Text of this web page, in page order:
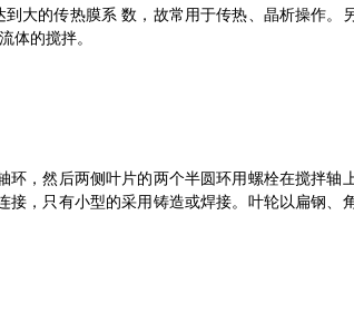
大的传热膜系 数，故常用于传热、晶析操作。
体的搅拌。
，然后两侧叶片的两个半圆环用螺栓在搅拌轴
，只有小型的采用铸造或焊接。叶轮以扁钢、